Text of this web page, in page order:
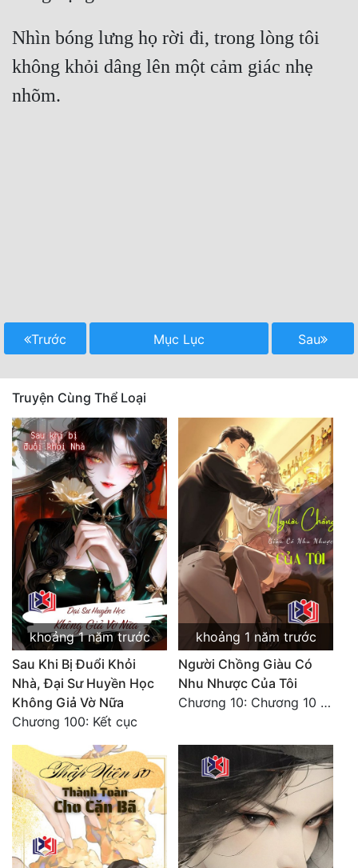
Đông Phương
Đông Phương Huyền Huyễn
Xây Dựng Thế Lực
Đam Mỹ
Đẹp
Đẹp Hiệp
Tính Cách Nhân Vật :
Cơ Trí
Sát Phạt Quyết Đoán
Vô Sỉ
Điềm Đạm
Nhìn bóng lưng họ rời đi, trong lòng tôi
không khỏi dâng lên một cảm giác nhẹ
Trước Mục Lục Sau
Truyện Cùng Thể Loại
khoảng 1 năm trước
Sau Khi Bị Đuổi Khỏi
Nhà, Đại Sư Huyền Học
Không Giả Vờ Nữa
Chương 100: Kết cục
khoảng 1 năm trước
Người Chồng Giàu Có
Nhu Nhược Của Tôi
Chương 10: Chương 10 (Hoàn)